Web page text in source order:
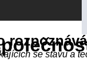
se stavu a